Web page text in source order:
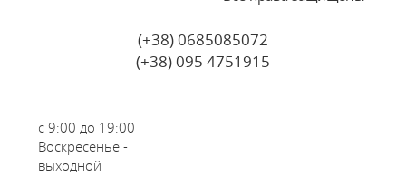
(+38) 0685085072
(+38) 095 4751915
с 9:00 до 19:00
Воскресенье -
выходной